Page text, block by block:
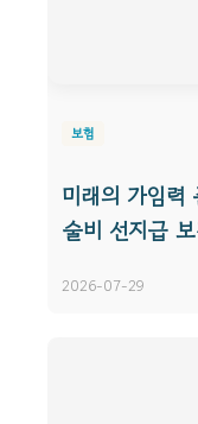
보험
미래의 가임력
술비 선지급
2026-07-29